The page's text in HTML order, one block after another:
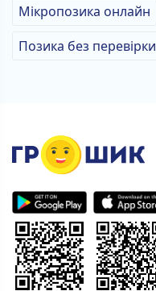
Мікропозика онлайн
Позика без перевірки